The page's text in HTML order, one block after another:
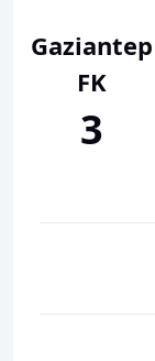
Gaziantep
FK
3